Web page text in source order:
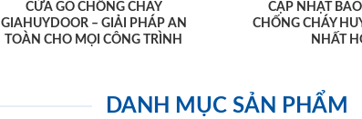
CỬA GỖ CHỐNG CHÁY
GIAHUYDOOR – GIẢI PHÁP AN
TOÀN CHO MỌI CÔNG TRÌNH
CẬP NHẬT
CHỐNG CHÁY
NHẤT
DANH MỤC SẢN PHẨM